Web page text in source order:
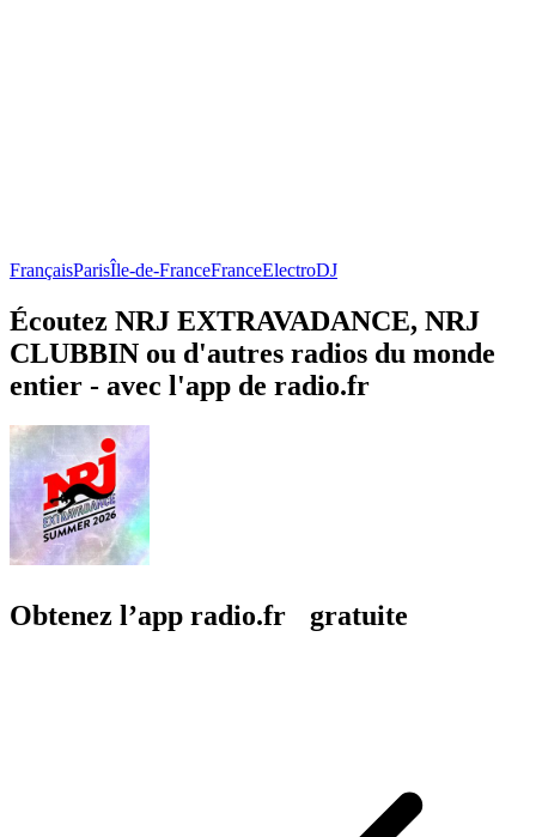
FrançaisParisÎle-de-FranceFranceElectroDJ
Écoutez NRJ EXTRAVADANCE, NRJ
CLUBBIN ou d'autres radios du monde
entier - avec l'app de radio.fr
Obtenez l’app radio.fr gratuite